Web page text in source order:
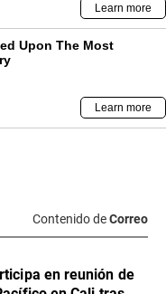
Contenido deCorreo
en reunión de